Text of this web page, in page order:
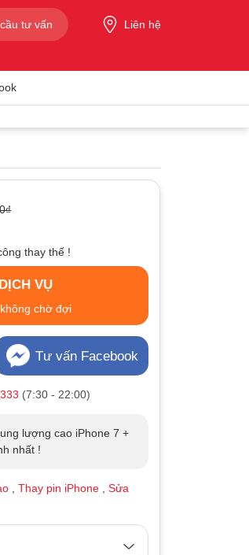
tư vấn Liên hệ
thay thế !
VỤ
chờ đợi
Tư vấn Facebook
(7:30 - 22:00)
lượng cao iPhone 7 +
nhất !
,Thay pin iPhone ,Sửa